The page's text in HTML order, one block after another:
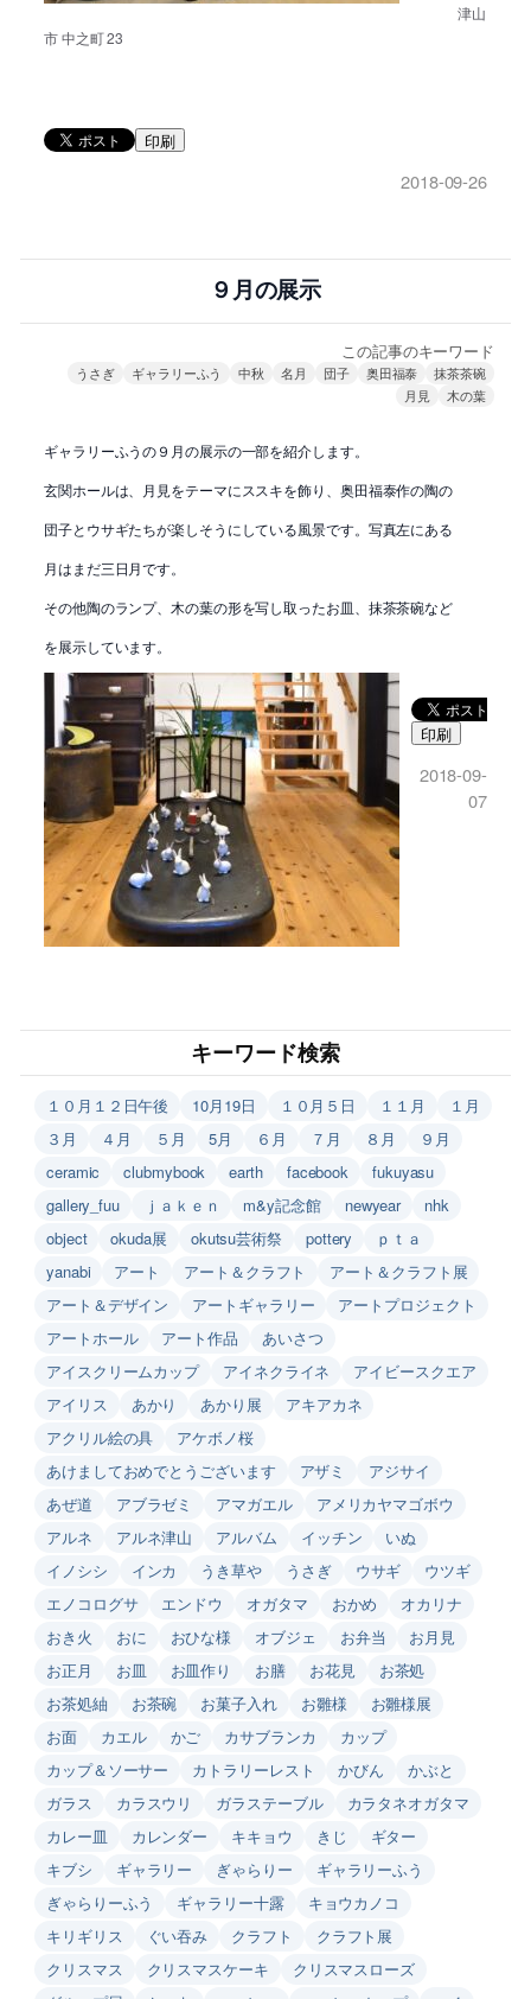
津山
市 中之町 23
印刷
2018-09-26
９月の展示
この記事のキーワード
うさぎ ギャラリーふう 中秋 名月 団子 奥田福泰
抹茶茶碗
月見
木の葉
ギャラリーふうの９月の展示の一部を紹介します。
玄関ホールは、月見をテーマにススキを飾り、奥田福泰作の陶の
団子とウサギたちが楽しそうにしている風景です。写真左にある
月はまだ三日月です。
その他陶のランプ、木の葉の形を写し取ったお皿、抹茶茶碗など
を展示しています。
印刷
2018-09-
07
キーワード検索
１０月１２日午後 10月19日 １０月５日 １１月
１月
３月
４月 ５月 5月 ６月 ７月 ８月
９月
ceramic
clubmybook earth facebook
fukuyasu
gallery_fuu
ｊａｋｅｎ m&y記念館 newyear
nhk
object
okuda展 okutsu芸術祭 pottery
ｐｔａ
yanabi
アート アート＆クラフト
アート＆クラフト展
アート＆デザイン
アートギャラリー
アートプロジェクト
アートホール
アート作品
あいさつ
アイスクリームカップ
アイネクライネ
アイビースクエア
アイリス
あかり あかり展
アキアカネ
アクリル絵の具
アケボノ桜
あけましておめでとうございます
アザミ
アジサイ
あぜ道
アブラゼミ アマガエル
アメリカヤマゴボウ
アルネ
アルネ津山 アルバム イッチン
いぬ
イノシシ
インカ うき草や うさぎ ウサギ
ウツギ
エノコログサ
エンドウ オガタマ おかめ
オカリナ
おき火
おに おひな様 オブジェ お弁当
お月見
お正月
お皿 お皿作り お膳 お花見
お茶処
お茶処紬
お茶碗 お菓子入れ お雛様
お雛様展
お面
カエル かご カサブランカ
カップ
カップ＆ソーサー
カトラリーレスト かびん
かぶと
ガラス
カラスウリ ガラステーブル
カラタネオガタマ
カレー皿
カレンダー キキョウ きじ
ギター
キブシ
ギャラリー ぎゃらりー
ギャラリーふう
ぎゃらりーふう
ギャラリー十露
キョウカノコ
キリギリス
ぐい吞み クラフト
クラフト展
クリスマス
クリスマスケーキ
クリスマスローズ